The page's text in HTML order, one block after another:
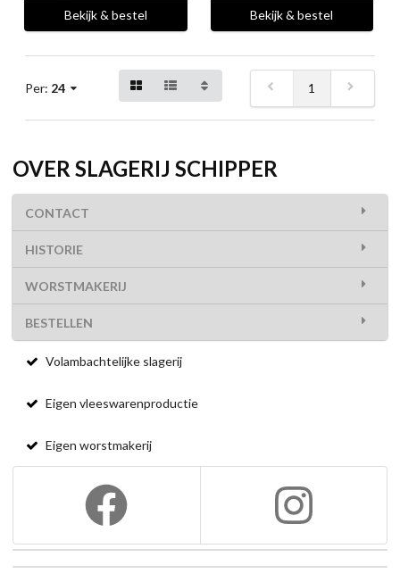
Bekijk & bestel Bekijk & bestel
Per: 24 1
OVER SLAGERIJ SCHIPPER
CONTACT
HISTORIE
WORSTMAKERIJ
BESTELLEN
Volambachtelijke slagerij
Eigen vleeswarenproductie
Eigen worstmakerij